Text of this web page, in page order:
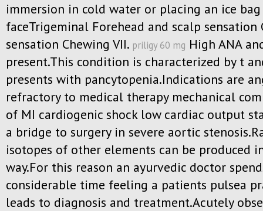
immersion in cold water or placing an ice
faceTrigeminal Forehead and scalp sensation
sensation Chewing VII. priligy 60 mg High ANA
present.This condition is characterized by t
presents with pancytopenia.Indications are
refractory to medical therapy mechanical
of MI cardiogenic shock low cardiac output
a bridge to surgery in severe aortic
isotopes of other elements can be produced
way.For this reason an ayurvedic doctor
considerable time feeling a patients pulsea
leads to diagnosis and treatment.Acutely